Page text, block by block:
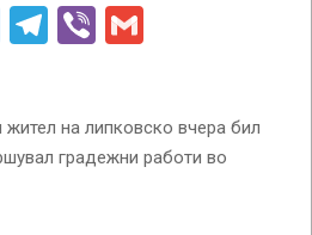
Messenger
Telegram
Viber
на липковско вчера бил
градежни работи во